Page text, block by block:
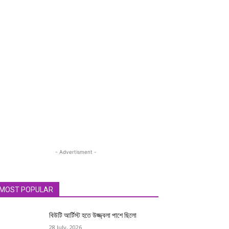
- Advertisment -
MOST POPULAR
বিউটি আর্টিস্ট হতে উজ্জ্বলা পাশে ছিলো
28 July, 2026